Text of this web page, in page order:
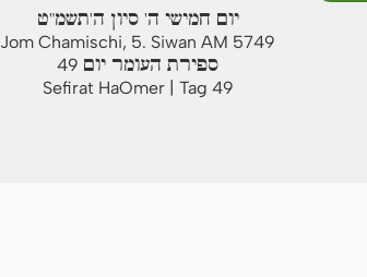
יום חמישי ה' סיון ה'תשמ"ט
Jom Chamischi, 5. Siwan AM 5749
49 ספירת העומר יום
Sefirat HaOmer | Tag 49